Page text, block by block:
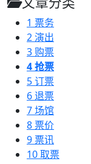
1 票务
2演出
3 购票
4抢票
5订票
6退票
7场馆
8票价
9票讯
10取票